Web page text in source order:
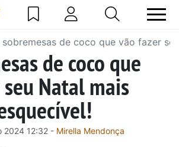
sobremesas de coco que vão fazer
de coco que
Natal mais
2024 12:32 - Mirella Mendonça